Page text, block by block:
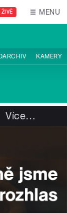
ŽIVĚ MENU
KAMERY
Více…